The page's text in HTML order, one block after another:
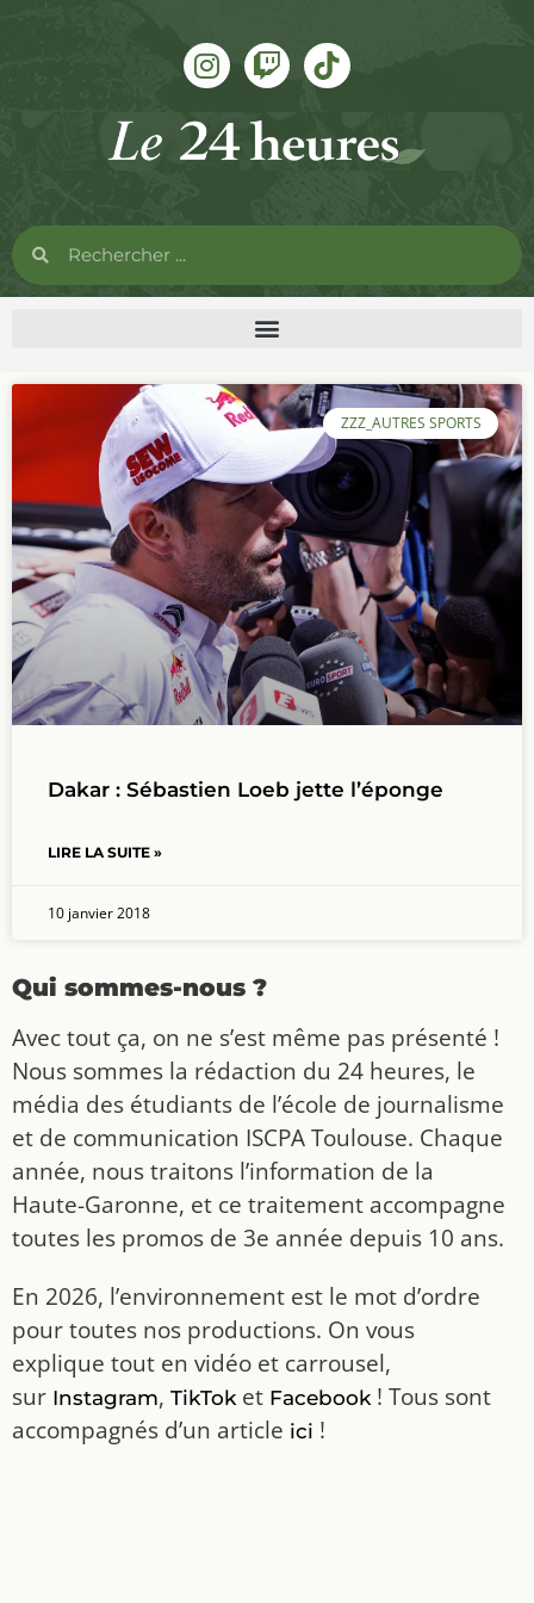
ZZZ_AUTRES SPORTS
Dakar : Sébastien Loeb jette l’éponge
LIRE LA SUITE »
10 janvier 2018
Qui sommes-nous ?
Avec tout ça, on ne s’est même pas présenté !
Nous sommes la rédaction du 24 heures, le
média des étudiants de l’école de journalisme
et de communication ISCPA Toulouse. Chaque
année, nous traitons l’information de la
Haute-Garonne, et ce traitement accompagne
toutes les promos de 3e année depuis 10 ans.
En 2026, l’environnement est le mot d’ordre
pour toutes nos productions. On vous
explique tout en vidéo et carrousel,
sur Instagram, TikToket Facebook! Tous sont
accompagnés d’un article ici !